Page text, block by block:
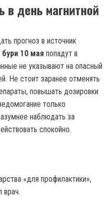
в день магнитной
прогноз в источник
10 мая попадут в
не указывают на опасный
Не стоит заранее отменять
повышать дозировки
только
наблюдать за
спокойно.
«для профилактики»,
врач.